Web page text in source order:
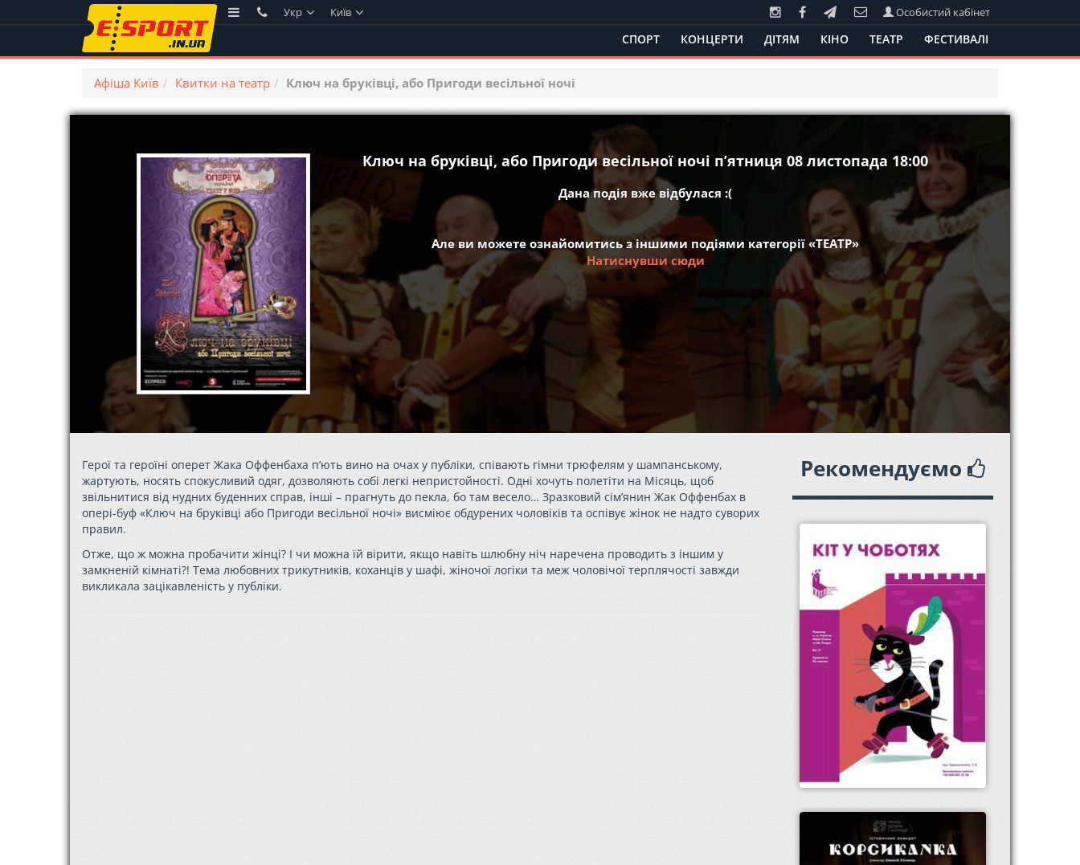
Укр Київ Особистий кабінет
СПОРТ КОНЦЕРТИ ДІТЯМ КІНО ТЕАТР ФЕСТИВАЛІ
Афіша Київ Квитки на театр Ключ на бруківці, або Пригоди весільної ночі
Ключ на бруківці, або Пригоди весільної ночі пʼятниця 08 листопада 18:00
Дана подія вже відбулася :(
Але ви можете ознайомитись з іншими подіями категорії «ТЕАТР»
Натиснувши сюди
Герої та героїні оперет Жака Оффенбаха п’ють вино на очах у публіки, співають гімни трюфелям у шампанському,
жартують, носять спокусливий одяг, дозволяють собі легкі непристойності. Одні хочуть полетіти на Місяць, щоб
звільнитися від нудних буденних справ, інші – прагнуть до пекла, бо там весело… Зразковий сім’янин Жак Оффенбах в
опері-буф «Ключ на бруківці або Пригоди весільної ночі» висміює обдурених чоловіків та оспівує жінок не надто суворих
правил.
Отже, що ж можна пробачити жінці? І чи можна їй вірити, якщо навіть шлюбну ніч наречена проводить з іншим у
замкненій кімнаті?! Тема любовних трикутників, коханців у шафі, жіночої логіки та меж чоловічої терплячості завжди
викликала зацікавленість у публіки.
Рекомендуємо